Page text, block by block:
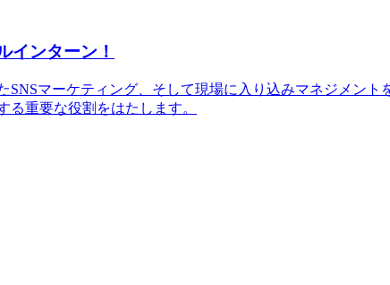
インターン！
マーケティング、そして現場に入り込みマネジメン
重要な役割をはたします。